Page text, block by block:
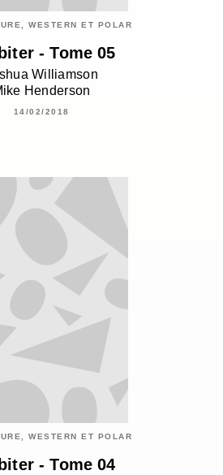
WESTERN ET POLAR
- Tome 05
Williamson
Henderson
14/02/2018
WESTERN ET POLAR
- Tome 04